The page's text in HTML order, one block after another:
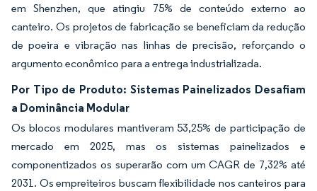
em Shenzhen, que atingiu 75% de conteúdo externo ao
canteiro. Os projetos de fabricação se beneficiam da redução
de poeira e vibração nas linhas de precisão, reforçando o
argumento econômico para a entrega industrializada.
Por Tipo de Produto: Sistemas Painelizados Desafiam
a Dominância Modular
Os blocos modulares mantiveram 53,25% de participação de
mercado em 2025, mas os sistemas painelizados e
componentizados os superarão com um CAGR de 7,32% até
2031. Os empreiteiros buscam flexibilidade nos canteiros para